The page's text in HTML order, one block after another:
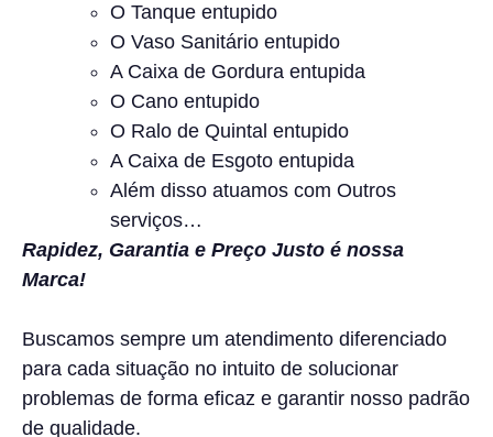
O Tanque entupido
O Vaso Sanitário entupido
A Caixa de Gordura entupida
O Cano entupido
O Ralo de Quintal entupido
A Caixa de Esgoto entupida
Além disso atuamos com Outros
serviços…
Rapidez, Garantia e Preço Justo é nossa
Marca!
Buscamos sempre um atendimento diferenciado
para cada situação no intuito de solucionar
problemas de forma eficaz e garantir nosso padrão
de qualidade.